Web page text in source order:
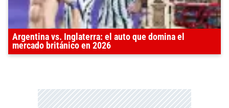
Argentina vs. Inglaterra: el auto que domina el
mercado británico en 2026